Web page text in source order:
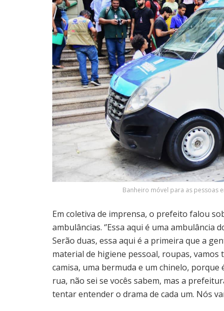
Banheiro móvel para as pessoas
Em coletiva de imprensa, o prefeito falou
ambulâncias. ‘’Essa aqui é uma
Serão duas, essa aqui é a primeira que a
material de higiene pessoal, roupas,
camisa, uma bermuda e um chinelo,
rua, não sei se vocês sabem, mas a
tentar entender o drama de cada um. Nós